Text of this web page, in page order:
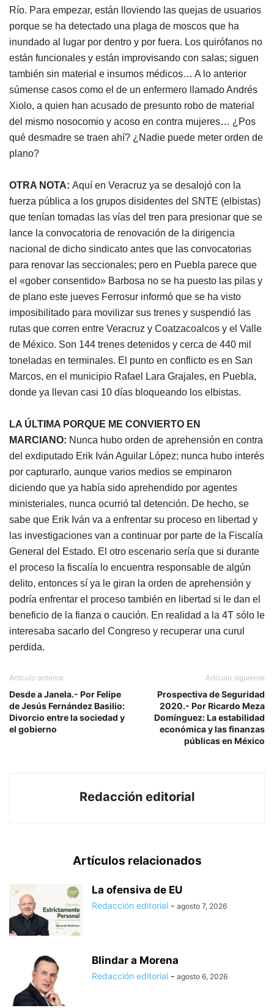
Río. Para empezar, están lloviendo las quejas de usuarios
porque se ha detectado una plaga de moscos que ha
inundado al lugar por dentro y por fuera. Los quirófanos no
están funcionales y están improvisando con salas; siguen
también sin material e insumos médicos… A lo anterior
súmense casos como el de un enfermero llamado Andrés
Xiolo, a quien han acusado de presunto robo de material
del mismo nosocomio y acoso en contra mujeres… ¿Pos
qué desmadre se traen ahí? ¿Nadie puede meter orden de
plano?
OTRA NOTA: Aquí en Veracruz ya se desalojó con la
fuerza pública a los grupos disidentes del SNTE (elbistas)
que tenían tomadas las vías del tren para presionar que se
lance la convocatoria de renovación de la dirigencia
nacional de dicho sindicato antes que las convocatorias
para renovar las seccionales; pero en Puebla parece que
el «gober consentido» Barbosa no se ha puesto las pilas y
de plano este jueves Ferrosur informó que se ha visto
imposibilitado para movilizar sus trenes y suspendió las
rutas que corren entre Veracruz y Coatzacoalcos y el Valle
de México. Son 144 trenes detenidos y cerca de 440 mil
toneladas en terminales. El punto en conflicto es en San
Marcos, en el municipio Rafael Lara Grajales, en Puebla,
donde ya llevan casi 10 días bloqueando los elbistas.
LA ÚLTIMA PORQUE ME CONVIERTO EN
MARCIANO: Nunca hubo orden de aprehensión en contra
del exdiputado Erik Iván Aguilar López; nunca hubo interés
por capturarlo, aunque varios medios se empinaron
diciendo que ya había sido aprehendido por agentes
ministeriales, nunca ocurrió tal detención. De hecho, se
sabe que Erik Iván va a enfrentar su proceso en libertad y
las investigaciones van a continuar por parte de la Fiscalía
General del Estado. El otro escenario sería que si durante
el proceso la fiscalía lo encuentra responsable de algún
delito, entonces sí ya le giran la orden de aprehensión y
podría enfrentar el proceso también en libertad si le dan el
beneficio de la fianza o caución. En realidad a la 4T sólo le
interesaba sacarlo del Congreso y recuperar una curul
perdida.
Artículo anterior
Desde a Janela.- Por Felipe
de Jesús Fernández Basilio:
Divorcio entre la sociedad y
el gobierno
Artículo siguiente
Prospectiva de Seguridad
2020.- Por Ricardo Meza
Domínguez: La estabilidad
económica y las finanzas
públicas en México
Redacción editorial
Artículos relacionados
La ofensiva de EU
Redacción editorial - agosto 7, 2026
Blindar a Morena
Redacción editorial - agosto 6, 2026